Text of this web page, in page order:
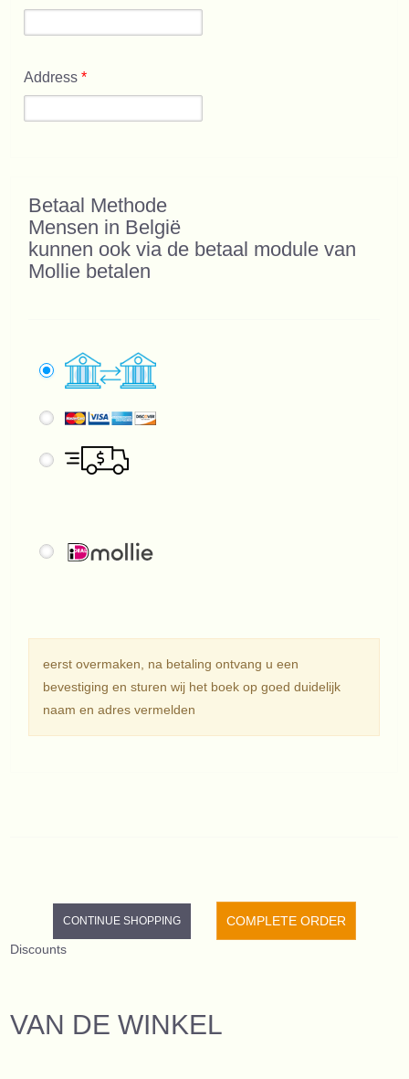
Address*
Betaal Methode
Mensen in België
kunnen ook via de betaal module van
Mollie betalen
eerst overmaken, na betaling ontvang u een
bevestiging en sturen wij het boek op goed duidelijk
naam en adres vermelden
CONTINUE SHOPPING
COMPLETE ORDER
Discounts
VAN DE WINKEL